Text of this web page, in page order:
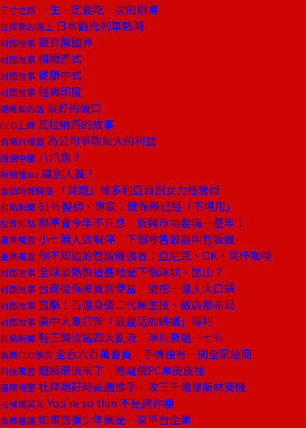
三寸之間 一生一定要吃一次的辦桌
在探索的路上 日本觀光列車熱潮
封面故事 蔬食無國界
封面故事 精緻西式
封面故事 健康中式
封面故事 經典印度
總編輯的話 最好的破口
CEO上線 瓦拉納西的故事
商場自慢塾 為公司爭取最大的利益
透視中國 八爪魚？
新物種Biz 讓別人贏！
金融時報精選 「貝嫂」維多利亞自剖女力經營術
焦點新聞 61％醫師、專家：健保藥已經「不堪用」
投資焦點 聯準會今年不升息 新興市場要嗨一整年！
產業風雲 小七無人店喊停 下個零售殺器叫智販機
產業風雲 你不知道的智販機強者：亞尼克、OK、萊杯咖啡
封面故事 全球最熱製造基地是下個深圳、昆山？
封面故事 台商從保險賣到便當 搶挖一億人大口袋
封面故事 直擊！百億身價二代團生技、飯店都布局
封面故事 美中大象打架「最靈活的螞蟻」得利
焦點新聞 鞋王轉型遇四大亂流 淨利衰退一七％
商周CEO學院 全台六百萬會員 手機裡有一間全家超商
科技風雲 遊戲串流來了 輕電競PC業皮皮挫
國際視窗 杜拜端莊時尚週推手 攻三千億穆斯林商機
戒掉爛英文 You're so thin 不是誇你瘦
商周書摘 如果防彈少年團是一家平台企業